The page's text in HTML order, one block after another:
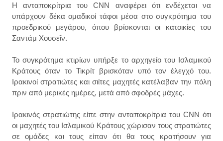
Η ανταποκρίτρια του CNN αναφέρει ότι ενδέχεται να
υπάρχουν δέκα ομαδικοί τάφοι μέσα στο συγκρότημα του
προεδρικού μεγάρου, όπου βρίσκονται οι κατοικίες του
Σαντάμ Χουσεΐν.
Το συγκρότημα κτιρίων υπήρξε το αρχηγείο του Ισλαμικού
Κράτους όταν το Τικρίτ βρισκόταν υπό τον έλεγχό του.
Ιρακινοί στρατιώτες και σιίτες μαχητές κατέλαβαν την πόλη
πριν από μερικές ημέρες, μετά από σφοδρές μάχες.
Ιρακινός στρατιώτης είπε στην ανταποκρίτρια του CNN ότι
οι μαχητές του Ισλαμικού Κράτους χώρισαν τους στρατιώτες
σε ομάδες και τους είπαν ότι θα τους κρατήσουν για